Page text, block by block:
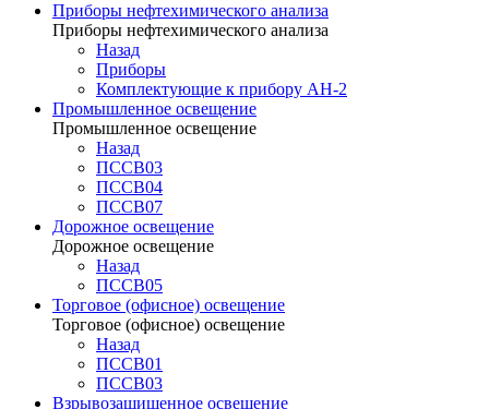
Приборы нефтехимического анализа
Приборы нефтехимического анализа
Назад
Приборы
Комплектующие к прибору АН-2
Промышленное освещение
Промышленное освещение
Назад
ПССВ03
ПССВ04
ПССВ07
Дорожное освещение
Дорожное освещение
Назад
ПССВ05
Торговое (офисное) освещение
Торговое (офисное) освещение
Назад
ПССВ01
ПССВ03
Взрывозащищенное освещение